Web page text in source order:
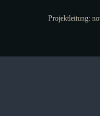
Projektleitung: